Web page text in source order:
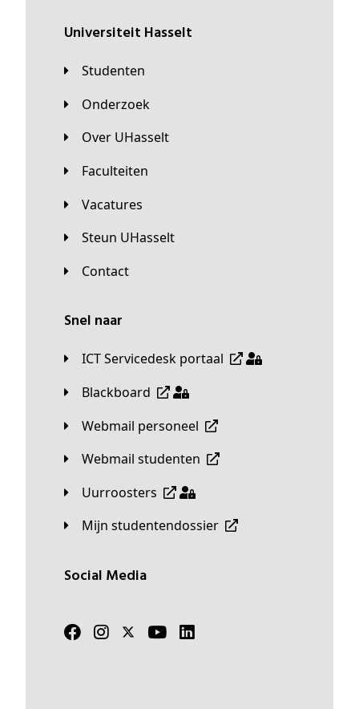
universiteit Hasselt
Studenten
Onderzoek
Over UHasselt
Faculteiten
Vacatures
Steun UHasselt
Contact
Snel naar
ICT Servicedesk portaal
Blackboard
Webmail personeel
Webmail studenten
Uurroosters
Mijn studentendossier
Social Media